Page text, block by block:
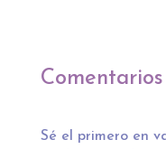
Comentarios
Sé el primero en